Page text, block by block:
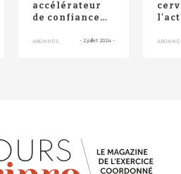
accélérateur
de confiance
lien social" : le
ABONNÉS - 2 juillet 2024 -